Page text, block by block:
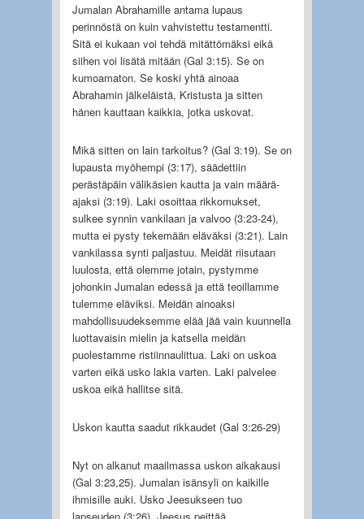
Jumalan Abrahamille antama lupaus
perinnöstä on kuin vahvistettu testamentti.
Sitä ei kukaan voi tehdä mitättömäksi eikä
siihen voi lisätä mitään (Gal 3:15). Se on
kumoamaton. Se koski yhtä ainoaa
Abrahamin jälkeläistä, Kristusta ja sitten
hänen kauttaan kaikkia, jotka uskovat.
Mikä sitten on lain tarkoitus? (Gal 3:19). Se on
lupausta myöhempi (3:17), säädettiin
perästäpäin välikäsien kautta ja vain määrä-
ajaksi (3:19). Laki osoittaa rikkomukset,
sulkee synnin vankilaan ja valvoo (3:23-24),
mutta ei pysty tekemään eläväksi (3:21). Lain
vankilassa synti paljastuu. Meidät riisutaan
luulosta, että olemme jotain, pystymme
johonkin Jumalan edessä ja että teoillamme
tulemme eläviksi. Meidän ainoaksi
mahdollisuudeksemme elää jää vain kuunnella
luottavaisin mielin ja katsella meidän
puolestamme ristiinnaulittua. Laki on uskoa
varten eikä usko lakia varten. Laki palvelee
uskoa eikä hallitse sitä.
Uskon kautta saadut rikkaudet (Gal 3:26-29)
Nyt on alkanut maailmassa uskon aikakausi
(Gal 3:23,25). Jumalan isänsyli on kaikille
ihmisille auki. Usko Jeesukseen tuo